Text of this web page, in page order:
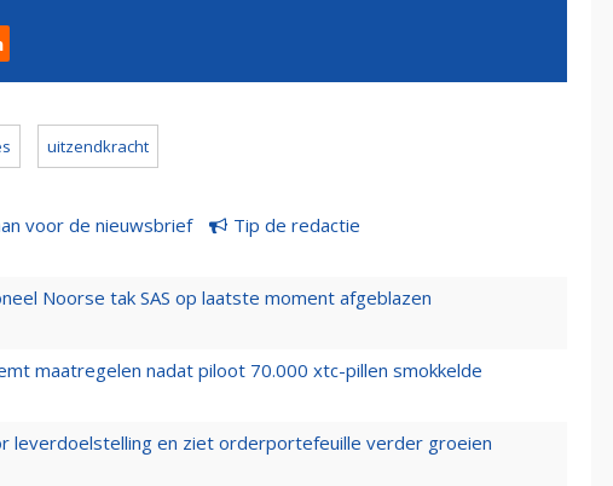
uitzendkracht
voor de nieuwsbrief Tip de redactie
Noorse tak SAS op laatste moment afgeblazen
maatregelen nadat piloot 70.000 xtc-pillen smokkelde
leverdoelstelling en ziet orderportefeuille verder groeien